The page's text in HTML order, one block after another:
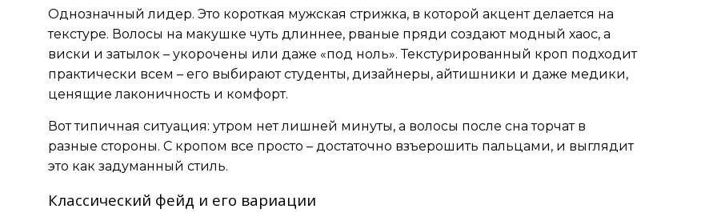
Однозначный лидер. Это короткая мужская стрижка, в которой акцент делается на
текстуре. Волосы на макушке чуть длиннее, рваные пряди создают модный хаос, а
виски и затылок – укорочены или даже «под ноль». Текстурированный кроп подходит
практически всем – его выбирают студенты, дизайнеры, айтишники и даже медики,
ценящие лаконичность и комфорт.
Вот типичная ситуация: утром нет лишней минуты, а волосы после сна торчат в
разные стороны. С кропом все просто – достаточно взъерошить пальцами, и выглядит
это как задуманный стиль.
Классический фейд и его вариации